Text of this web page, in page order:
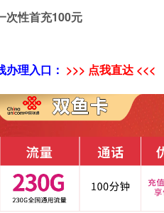
次性首充100元
理入口： >>> 点我直达 <<<